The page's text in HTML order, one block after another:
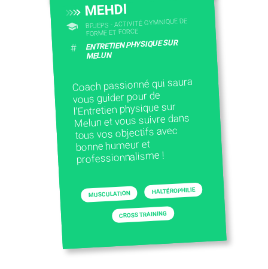
MEHDI
BPJEPS - ACTIVITÉ GYMNIQUE DE
FORME ET FORCE
# ENTRETIEN PHYSIQUE SUR
MELUN
Coach passionné qui saura
vous guider pour de
l'Entretien physique sur
Melun et vous suivre dans
tous vos objectifs avec
bonne humeur et
professionnalisme !
MUSCULATION HALTÉROPHILIE
CROSS TRAINING